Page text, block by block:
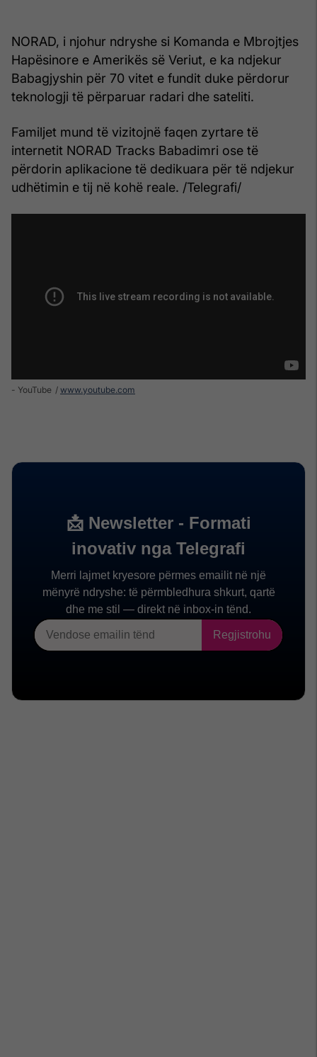
NORAD, i njohur ndryshe si Komanda e Mbrojtjes
Hapësinore e Amerikës së Veriut, e ka ndjekur
Babagjyshin për 70 vitet e fundit duke përdorur
teknologji të përparuar radari dhe sateliti.
Familjet mund të vizitojnë faqen zyrtare të
internetit NORAD Tracks Babadimri ose të
përdorin aplikacione të dedikuara për të ndjekur
udhëtimin e tij në kohë reale. /Telegrafi/
- YouTube www.youtube.com